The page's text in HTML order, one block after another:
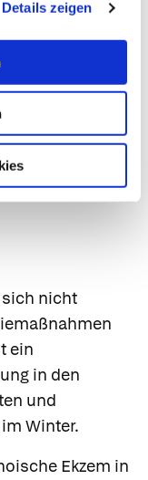
Details zeigen
und Wäsche
eine leichte,
sich nicht
ein
in den
und
Winter.
Ekzem in